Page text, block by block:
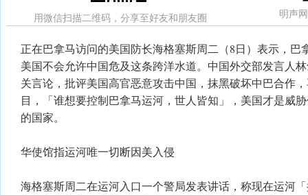
用微信扫描二维码，分享至好友和朋友圈 明声
正在巴拿马访问的美国防长海格塞斯周二（8日）表示，巴
美国不会允许中国危及这条跨洋水道。中国外交部发言人
关言论，批评美国高官恶意攻击中国，抹黑破坏中巴合作
目，「谁想要控制巴拿马运河，世人皆知」，美国才是威
的国家。
华使馆指运河唯一切断因美入侵
海格塞斯周二在运河入口一个警局发表讲话，称现在运河